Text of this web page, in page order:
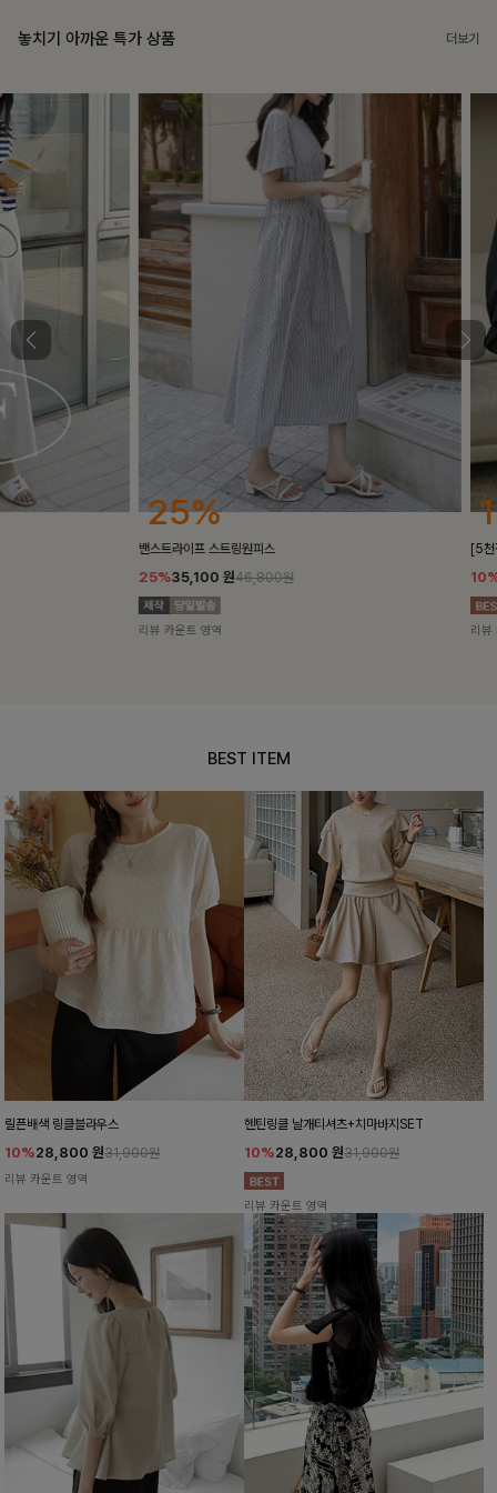
놓치기 아까운 특가 상품 더보기
25%
밴스트라이프 스트링원피스
35,100원46,800원
리뷰 카운트 영역
10%
[5천장돌파/
리뷰 카운트 영
BEST ITEM
릴픈배색 링클블라우스
10%28,800 원31,900원
리뷰 카운트 영역
헨틴링클 날개티셔츠+치마바지SET
10%28,800 원31,900원
리뷰 카운트 영역